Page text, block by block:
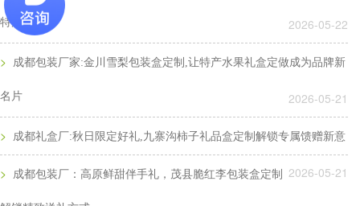
特产礼赠 2026-05-22
> 成都包装厂家:金川雪梨包装盒定制,让特产水果礼盒定做成为品牌新
名片 2026-05-21
> 成都礼盒厂:秋日限定好礼,九寨沟柿子礼品盒定制解锁专属馈赠新意
2026-05-21
> 成都包装厂：高原鲜甜伴手礼，茂县脆红李包装盒定制
Q 成都包装厂：包装盒印刷工艺怎么选？烫
A
成都包装盒定制厂家：包装盒印刷工艺怎么选？烫
金、UV、击凸效果对比，不少商家在选择包装印刷
A
成都包装厂：印刷中单色黑和四色黑和区别和运用，
包装印刷中，单色黑 和四色黑 是两种完全不同的色
彩构成方式，它们在...
Q